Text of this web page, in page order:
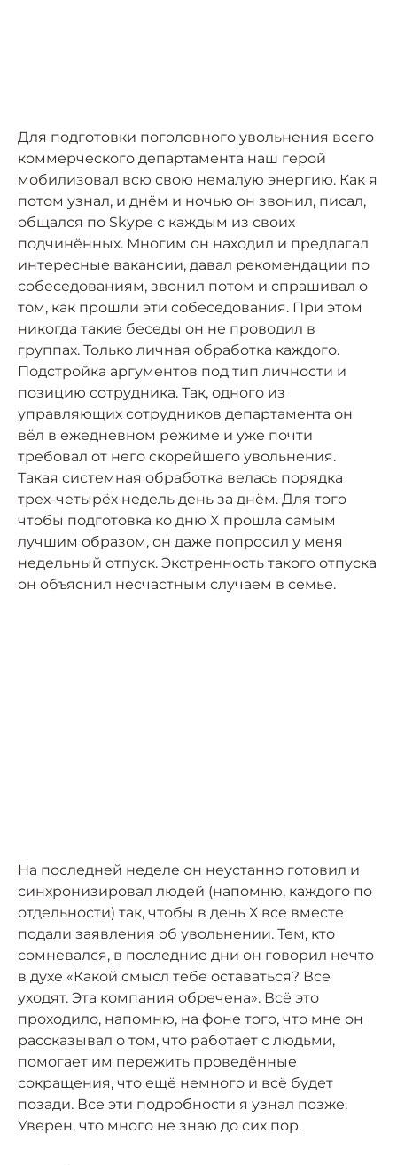
Для подготовки поголовного увольнения всего
коммерческого департамента наш герой
мобилизовал всю свою немалую энергию. Как я
потом узнал, и днём и ночью он звонил, писал,
общался по Skype с каждым из своих
подчинённых. Многим он находил и предлагал
интересные вакансии, давал рекомендации по
собеседованиям, звонил потом и спрашивал о
том, как прошли эти собеседования. При этом
никогда такие беседы он не проводил в
группах. Только личная обработка каждого.
Подстройка аргументов под тип личности и
позицию сотрудника. Так, одного из
управляющих сотрудников департамента он
вёл в ежедневном режиме и уже почти
требовал от него скорейшего увольнения.
Такая системная обработка велась порядка
трех-четырёх недель день за днём. Для того
чтобы подготовка ко дню X прошла самым
лучшим образом, он даже попросил у меня
недельный отпуск. Экстренность такого отпуска
он объяснил несчастным случаем в семье.
На последней неделе он неустанно готовил и
синхронизировал людей (напомню, каждого по
отдельности) так, чтобы в день Х все вместе
подали заявления об увольнении. Тем, кто
сомневался, в последние дни он говорил нечто
в духе «Какой смысл тебе оставаться? Все
уходят. Эта компания обречена». Всё это
проходило, напомню, на фоне того, что мне он
рассказывал о том, что работает с людьми,
помогает им пережить проведённые
сокращения, что ещё немного и всё будет
позади. Все эти подробности я узнал позже.
Уверен, что много не знаю до сих пор.